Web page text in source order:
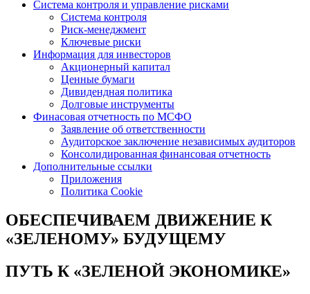
Система контроля и управление рисками
Система контроля
Риск-менеджмент
Ключевые риски
Информация для инвесторов
Акционерный капитал
Ценные бумаги
Дивидендная политика
Долговые инструменты
Финасовая отчетность по МСФО
Заявление об ответственности
Аудиторское заключение независимых аудиторов
Консолидированная финансовая отчетность
Дополнительные ссылки
Приложения
Политика Cookie
ОБЕСПЕЧИВАЕМ ДВИЖЕНИЕ К
«ЗЕЛЕНОМУ» БУДУЩЕМУ
ПУТЬ К«ЗЕЛЕНОЙ ЭКОНОМИКЕ»